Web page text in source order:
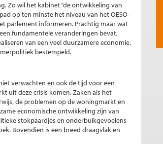
Zo wil het kabinet “de ontwikkeling van
op ten minste het niveau van het OESO-
parlement informeren. Prachtig maar wat
fundamentele veranderingen bevat,
van een veel duurzamere economie.
bestempeld.
verwachten en ook de tijd voor een
uit deze crisis komen. Zaken als het
de problemen op de woningmarkt en
economische ontwikkeling zijn van
stokpaardjes en onderbuikgevoelens
Bovendien is een breed draagvlak en